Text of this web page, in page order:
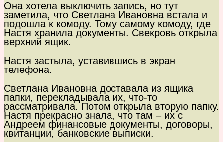
Она хотела выключить запись, но тут
заметила, что Светлана Ивановна встала и
подошла к комоду. Тому самому комоду, где
Настя хранила документы. Свекровь открыла
верхний ящик.
Настя застыла, уставившись в экран
телефона.
Светлана Ивановна доставала из ящика
папки, перекладывала их, что-то
рассматривала. Потом открыла вторую папку.
Настя прекрасно знала, что там – их с
Андреем финансовые документы, договоры,
квитанции, банковские выписки.